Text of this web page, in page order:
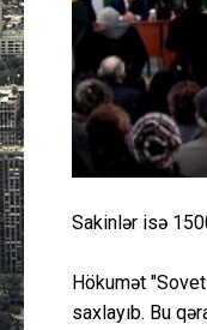
Sakinlər isə
Hökumət
saxlayıb. Bu